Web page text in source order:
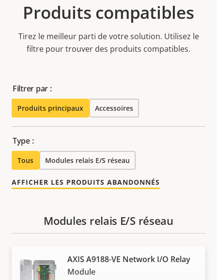
Produits compatibles
Tirez le meilleur parti de votre solution. Utilisez le
filtre pour trouver des produits compatibles.
Filtrer par :
Produits principaux Accessoires
Type :
Tous Modules relais E/S réseau
AFFICHER LES PRODUITS ABANDONNÉS
Modules relais E/S réseau
AXIS A9188-VE Network I/O Relay
Module